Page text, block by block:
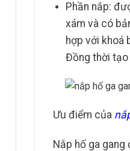
Phần nắp:
xám và có
hợp với khoá
Đồng thời tạo
Ưu điểm của
Nắp hố ga